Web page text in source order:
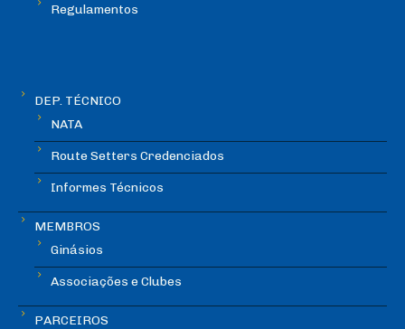
Regulamentos
DEP. TÉCNICO
NATA
Route Setters Credenciados
Informes Técnicos
MEMBROS
Ginásios
Associações e Clubes
PARCEIROS